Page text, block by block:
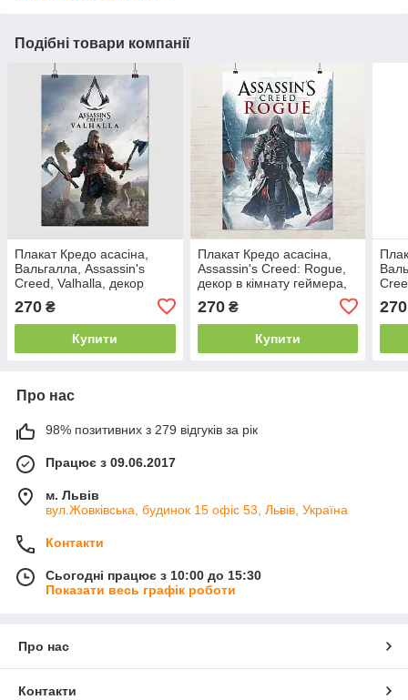
Подібні товари компанії
Плакат Кредо асасіна,
Вальгалла, Assassin's
Creed, Valhalla, декор
см
270 ₴
Купити
Плакат Кредо асасіна,
Assassin's Creed: Rogue,
декор в кімнату геймера,
270₴
Купити
см
270
Про нас
98% позитивних з 279 відгуків за рік
Працює з 09.06.2017
м. Львів
вул.Жовківська, будинок 15 офіс 53, Львів, Україна
Контакти
Сьогодні працює з 10:00 до 15:30
Показати весь графік роботи
Про нас
Контакти